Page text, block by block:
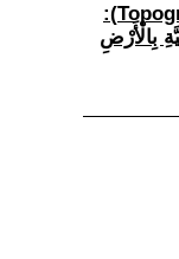
(68) عِلْمُ فَلَكِ الْأَمَاكِنِ (Topography-Astrology):
بِالْأَرْضِ